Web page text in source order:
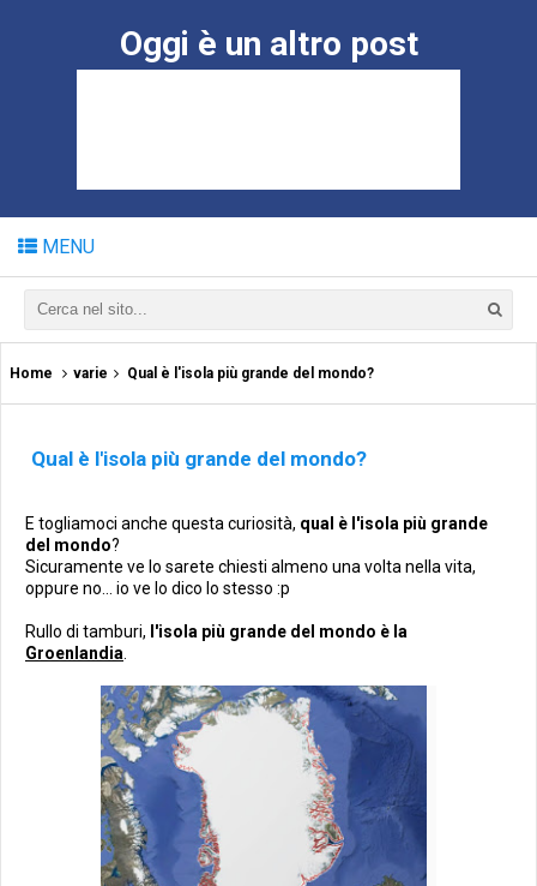
Oggi è un altro post
MENU
Home varie Qual è l'isola più grande del mondo?
Qual è l'isola più grande del mondo?
E togliamoci anche questa curiosità, qual è l'isola più grande
del mondo?
Sicuramente ve lo sarete chiesti almeno una volta nella vita,
oppure no... io ve lo dico lo stesso :p
Rullo di tamburi, l'isola più grande del mondo è la
Groenlandia